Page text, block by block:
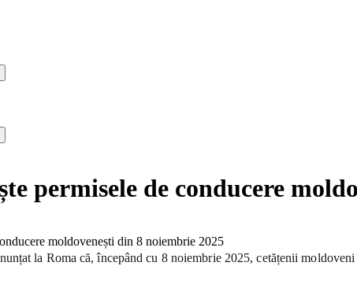
permisele de conducere
la Roma că, începând cu 8 noiembrie 2025, cetățenii